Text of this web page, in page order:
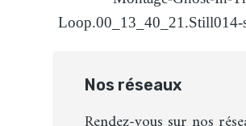
Nos réseaux